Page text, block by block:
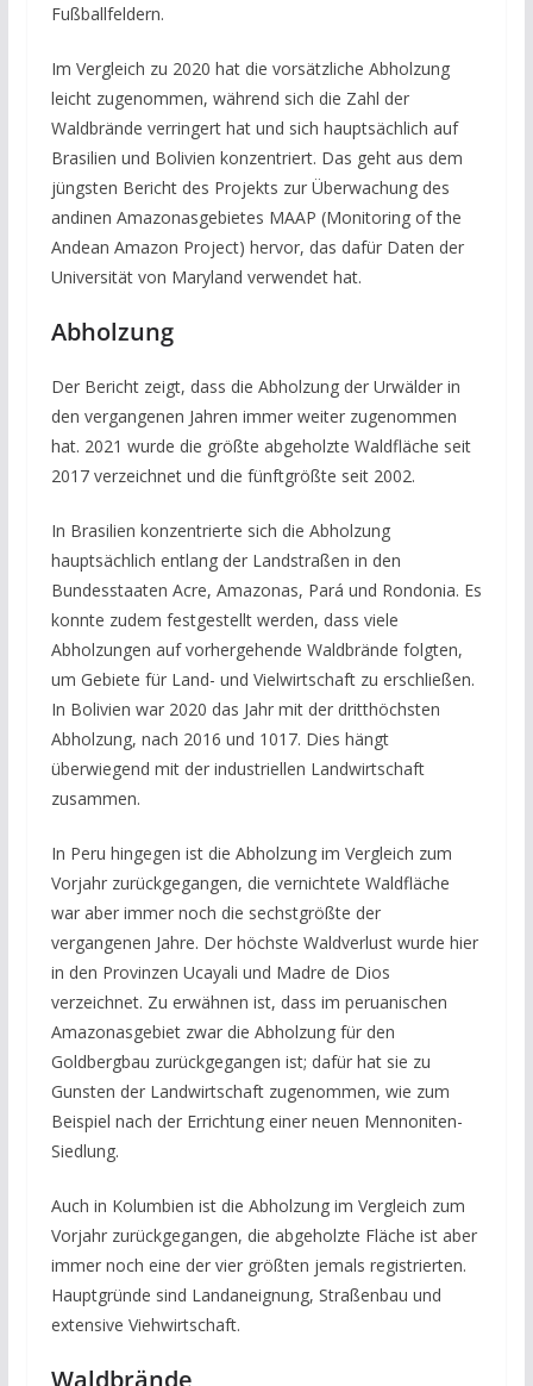
Fußballfeldern.
Im Vergleich zu 2020 hat die vorsätzliche Abholzung
leicht zugenommen, während sich die Zahl der
Waldbrände verringert hat und sich hauptsächlich auf
Brasilien und Bolivien konzentriert. Das geht aus dem
jüngsten Bericht des Projekts zur Überwachung des
andinen Amazonasgebietes MAAP (Monitoring of the
Andean Amazon Project) hervor, das dafür Daten der
Universität von Maryland verwendet hat.
Abholzung
Der Bericht zeigt, dass die Abholzung der Urwälder in
den vergangenen Jahren immer weiter zugenommen
hat. 2021 wurde die größte abgeholzte Waldfläche seit
2017 verzeichnet und die fünftgrößte seit 2002.
In Brasilien konzentrierte sich die Abholzung
hauptsächlich entlang der Landstraßen in den
Bundesstaaten Acre, Amazonas, Pará und Rondonia. Es
konnte zudem festgestellt werden, dass viele
Abholzungen auf vorhergehende Waldbrände folgten,
um Gebiete für Land- und Vielwirtschaft zu erschließen.
In Bolivien war 2020 das Jahr mit der dritthöchsten
Abholzung, nach 2016 und 1017. Dies hängt
überwiegend mit der industriellen Landwirtschaft
zusammen.
In Peru hingegen ist die Abholzung im Vergleich zum
Vorjahr zurückgegangen, die vernichtete Waldfläche
war aber immer noch die sechstgrößte der
vergangenen Jahre. Der höchste Waldverlust wurde hier
in den Provinzen Ucayali und Madre de Dios
verzeichnet. Zu erwähnen ist, dass im peruanischen
Amazonasgebiet zwar die Abholzung für den
Goldbergbau zurückgegangen ist; dafür hat sie zu
Gunsten der Landwirtschaft zugenommen, wie zum
Beispiel nach der Errichtung einer neuen Mennoniten-
Siedlung.
Auch in Kolumbien ist die Abholzung im Vergleich zum
Vorjahr zurückgegangen, die abgeholzte Fläche ist aber
immer noch eine der vier größten jemals registrierten.
Hauptgründe sind Landaneignung, Straßenbau und
extensive Viehwirtschaft.
Waldbrände